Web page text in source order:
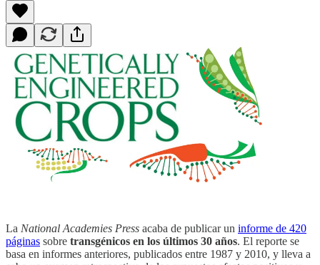
La National Academies Press acaba de publicar un informe de 420
páginas sobre transgénicos en los últimos 30 años. El reporte se
basa en informes anteriores, publicados entre 1987 y 2010, y lleva a